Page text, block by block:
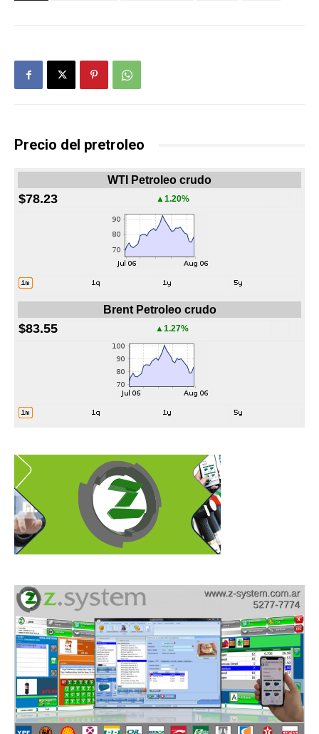
Precio del pretroleo
WTI Petroleo crudo
$78.23 ▲1.20%
Brent Petroleo crudo
$83.55 ▲1.27%